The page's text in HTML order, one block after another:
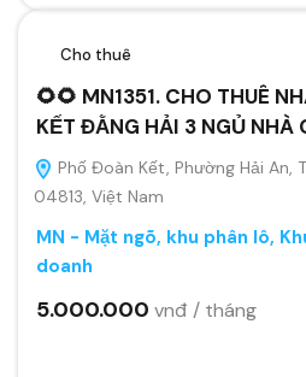
Cho thuê
🌻🌻 MN1351. CHO THUÊ
KẾT ĐẰNG HẢI 3 NGỦ NHÀ
Phố Đoàn Kết, Phường Hải An,
04813, Việt Nam
MN - Mặt ngõ, khu phân lô,
doanh
5.000.000 vnđ / tháng